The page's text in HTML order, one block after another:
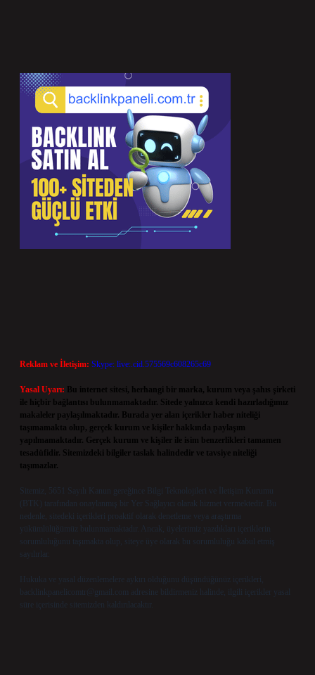
Reklam ve İletişim: Skype: live:.cid.575569c608265c69
Yasal Uyarı:
Bu internet sitesi, herhangi bir marka, kurum veya şahıs şirketi
ile hiçbir bağlantısı bulunmamaktadır. Sitede yalnızca kendi hazırladığımız
makaleler paylaşılmaktadır. Burada yer alan içerikler haber niteliği
taşımamakta olup, gerçek kurum ve kişiler hakkında paylaşım
yapılmamaktadır. Gerçek kurum ve kişiler ile isim benzerlikleri tamamen
tesadüfidir. Sitemizdeki bilgiler taslak halindedir ve tavsiye niteliği
taşımazlar.
Sitemiz, 5651 Sayılı Kanun gereğince Bilgi Teknolojileri ve İletişim Kurumu
(BTK) tarafından onaylanmış bir Yer Sağlayıcı olarak hizmet vermektedir. Bu
nedenle, sitedeki içerikleri proaktif olarak denetleme veya araştırma
yükümlülüğümüz bulunmamaktadır. Ancak, üyelerimiz yazdıkları içeriklerin
sorumluluğunu taşımakta olup, siteye üye olarak bu sorumluluğu kabul etmiş
sayılırlar.
Hukuka ve yasal düzenlemelere aykırı olduğunu düşündüğünüz içerikleri,
backlinkpanelicomtr@gmail.com adresine bildirmeniz halinde, ilgili içerikler yasal
süre içerisinde sitemizden kaldırılacaktır.